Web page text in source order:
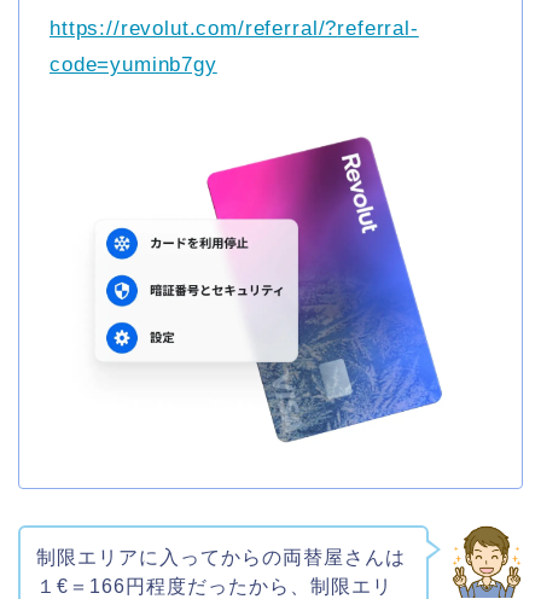
https://revolut.com/referral/?referral-
code=yuminb7gy
制限エリアに入ってからの両替屋さんは
１€＝166円程度だったから、制限エリ